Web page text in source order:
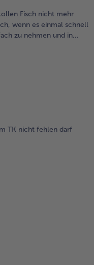
Fisch nicht mehr
wenn es einmal schnell
zu nehmen und in...
TK nicht fehlen darf